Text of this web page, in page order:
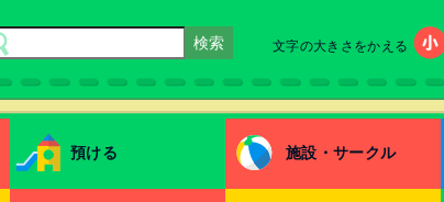
文字の大きさをかえる
預ける 施設・サークル